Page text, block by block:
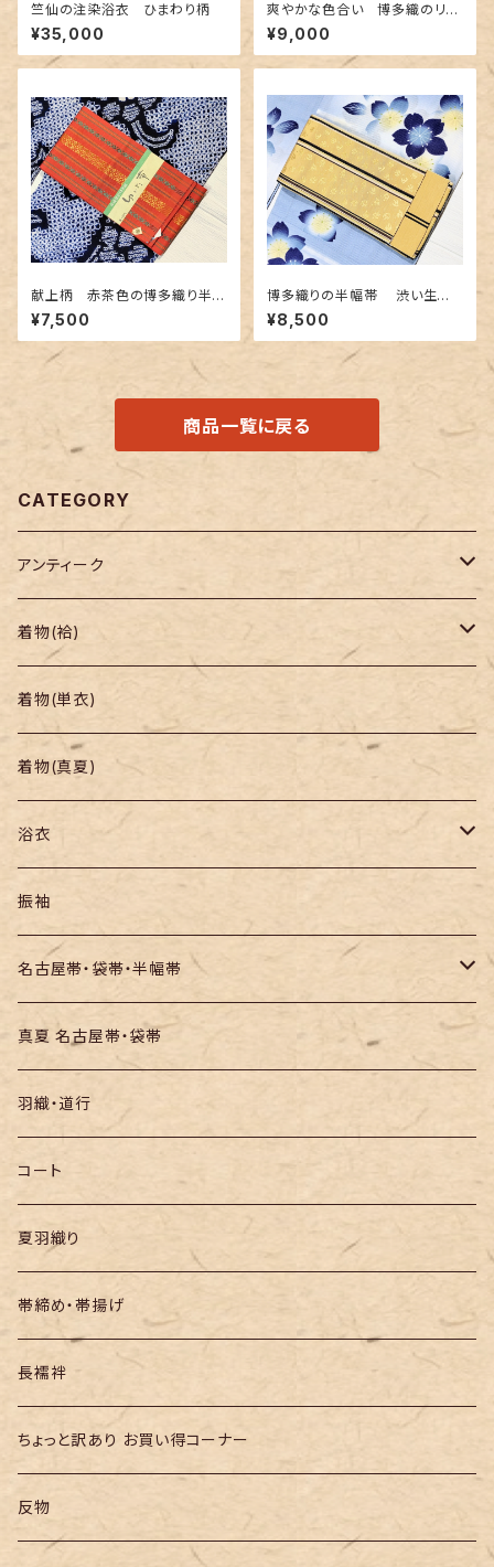
竺仙の注染浴衣 ひまわり柄
¥35,000
爽やかな色合い 博多織のリバ
ーシブル半幅帯
¥9,000
献上柄 赤茶色の博多織り半幅
帯
¥7,500
博多織りの半幅帯 渋い生成り
地に熱帯魚のような柄
¥8,500
商品一覧に戻る
CATEGORY
アンティーク
着物
帯
羽織り・道行
着物(袷)
小紋
色無地・江戸小紋
紬
訪問着・付下
お召し
着物(単衣)
着物(真夏)
浴衣
セオα・ポリ
木綿・綿麻
絞りの浴衣
振袖
名古屋帯・袋帯・半幅帯
名古屋帯
袋帯
半幅帯
真夏 名古屋帯・袋帯
羽織・道行
コート
夏羽織り
帯締め・帯揚げ
長襦袢
ちょっと訳あり お買い得コーナー
反物